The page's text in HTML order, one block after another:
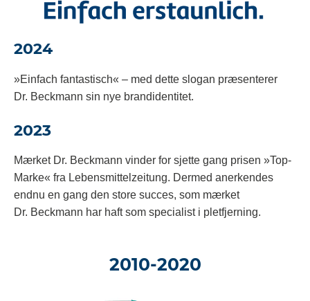
2024
»Einfach fantastisch« – med dette slogan præsenterer
Dr. Beckmann sin nye brandidentitet.
2023
Mærket Dr. Beckmann vinder for sjette gang prisen »Top-
Marke« fra Lebensmittelzeitung. Dermed anerkendes
endnu en gang den store succes, som mærket
Dr. Beckmann har haft som specialist i pletfjerning.
2010-2020